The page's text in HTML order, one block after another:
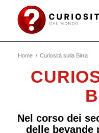
Home / Curiosità sulla Birra
Nel corso dei
delle bevande